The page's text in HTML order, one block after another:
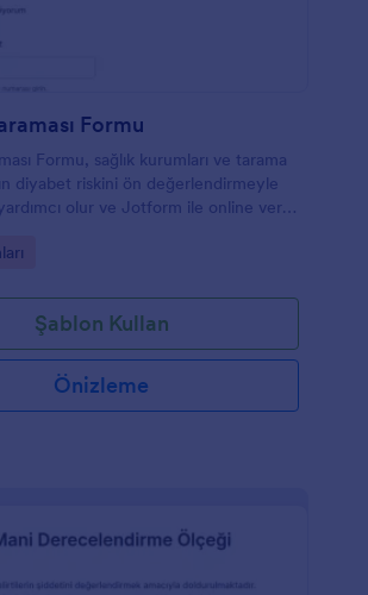
Formu
Formu, sağlık kurumları ve tarama
diyabet riskini ön değerlendirmeyle
olur ve Jotform ile online veri
Şablon Kullan
Önizleme